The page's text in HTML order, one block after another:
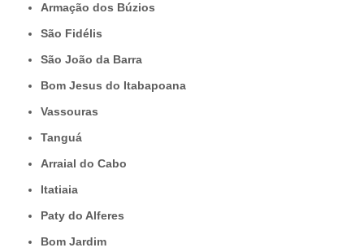
Armação dos Búzios
São Fidélis
São João da Barra
Bom Jesus do Itabapoana
Vassouras
Tanguá
Arraial do Cabo
Itatiaia
Paty do Alferes
Bom Jardim